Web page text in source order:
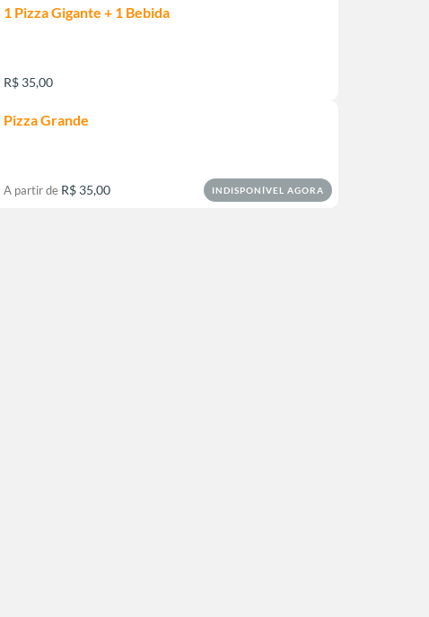
1 Pizza Gigante + 1 Bebida
R$ 35,00
Pizza Grande
A partir de R$ 35,00 INDISPONÍVEL AGORA